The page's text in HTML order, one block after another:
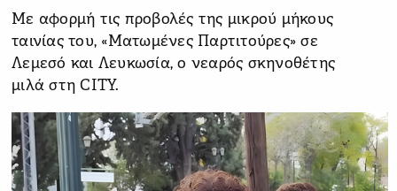
Με αφορμή τις προβολές της μικρού μήκους
ταινίας του, «Ματωμένες Παρτιτούρες» σε
Λεμεσό και Λευκωσία, ο νεαρός σκηνοθέτης
μιλά στη CITY.